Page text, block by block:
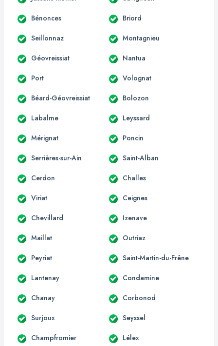
Bénonces Briord
Seillonnaz Montagnieu
Géovreissiat Nantua
Port Volognat
Béard-Géovreissiat Bolozon
Labalme Leyssard
Mérignat Poncin
Serrières-sur-Ain Saint-Alban
Cerdon Challes
Viriat Ceignes
Chevillard Izenave
Maillat Outriaz
Peyriat Saint-Martin-du-Frêne
Lantenay Condamine
Chanay Corbonod
Surjoux Seyssel
Champfromier Lélex